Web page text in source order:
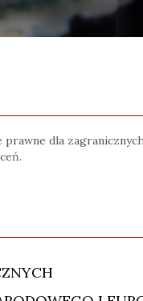
prawne dla